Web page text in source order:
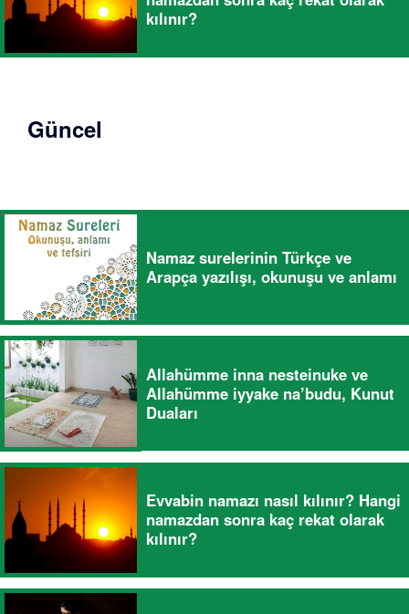
kılınır?
Güncel
Namaz surelerinin Türkçe ve
Arapça yazılışı, okunuşu ve anlamı
Allahümme inna nesteinuke ve
Allahümme iyyake na’budu, Kunut
Duaları
Evvabin namazı nasıl kılınır? Hangi
namazdan sonra kaç rekat olarak
kılınır?